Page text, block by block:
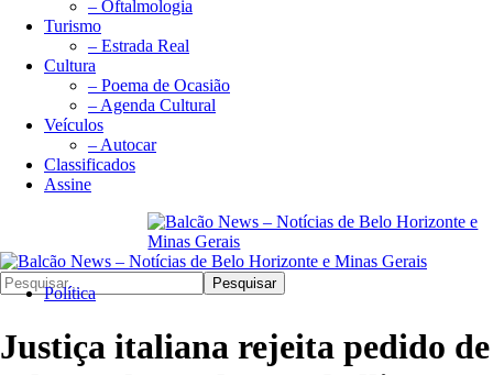
– Oftalmologia
Turismo
– Estrada Real
Cultura
– Poema de Ocasião
– Agenda Cultural
Veículos
– Autocar
Classificados
Assine
Pesquisar
Política
Justiça italiana rejeita pedido de